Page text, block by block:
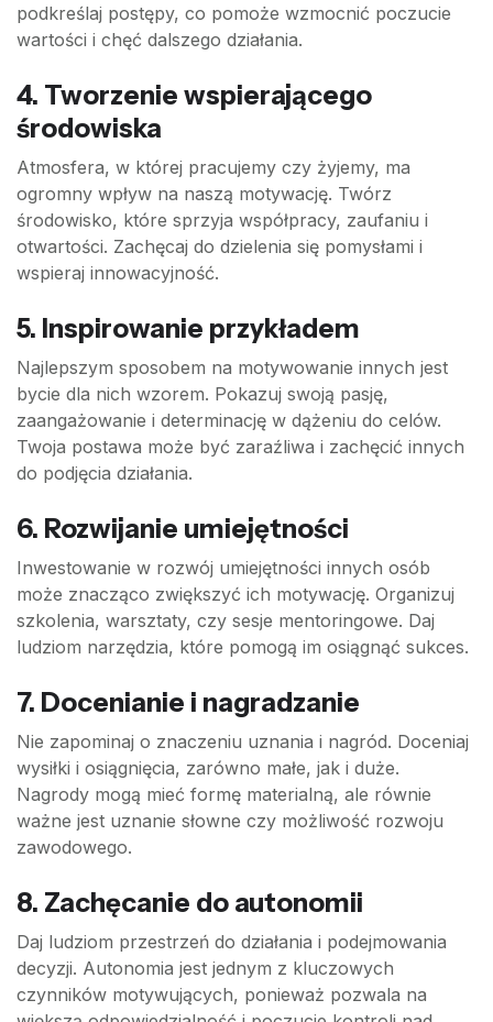
podkreślaj postępy, co pomoże wzmocnić poczucie
wartości i chęć dalszego działania.
4. Tworzenie wspierającego
środowiska
Atmosfera, w której pracujemy czy żyjemy, ma
ogromny wpływ na naszą motywację. Twórz
środowisko, które sprzyja współpracy, zaufaniu i
otwartości. Zachęcaj do dzielenia się pomysłami i
wspieraj innowacyjność.
5. Inspirowanie przykładem
Najlepszym sposobem na motywowanie innych jest
bycie dla nich wzorem. Pokazuj swoją pasję,
zaangażowanie i determinację w dążeniu do celów.
Twoja postawa może być zaraźliwa i zachęcić innych
do podjęcia działania.
6. Rozwijanie umiejętności
Inwestowanie w rozwój umiejętności innych osób
może znacząco zwiększyć ich motywację. Organizuj
szkolenia, warsztaty, czy sesje mentoringowe. Daj
ludziom narzędzia, które pomogą im osiągnąć sukces.
7. Docenianie i nagradzanie
Nie zapominaj o znaczeniu uznania i nagród. Doceniaj
wysiłki i osiągnięcia, zarówno małe, jak i duże.
Nagrody mogą mieć formę materialną, ale równie
ważne jest uznanie słowne czy możliwość rozwoju
zawodowego.
8. Zachęcanie do autonomii
Daj ludziom przestrzeń do działania i podejmowania
decyzji. Autonomia jest jednym z kluczowych
czynników motywujących, ponieważ pozwala na